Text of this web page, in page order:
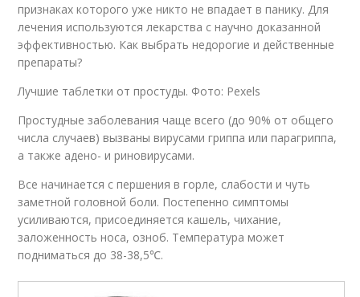
признаках которого уже никто не впадает в панику. Для
лечения используются лекарства с научно доказанной
эффективностью. Как выбрать недорогие и действенные
препараты?
Лучшие таблетки от простуды. Фото: Pexels
Простудные заболевания чаще всего (до 90% от общего
числа случаев) вызваны вирусами гриппа или парагриппа,
а также адено- и риновирусами.
Все начинается с першения в горле, слабости и чуть
заметной головной боли. Постепенно симптомы
усиливаются, присоединяется кашель, чихание,
заложенность носа, озноб. Температура может
подниматься до 38-38,5℃.